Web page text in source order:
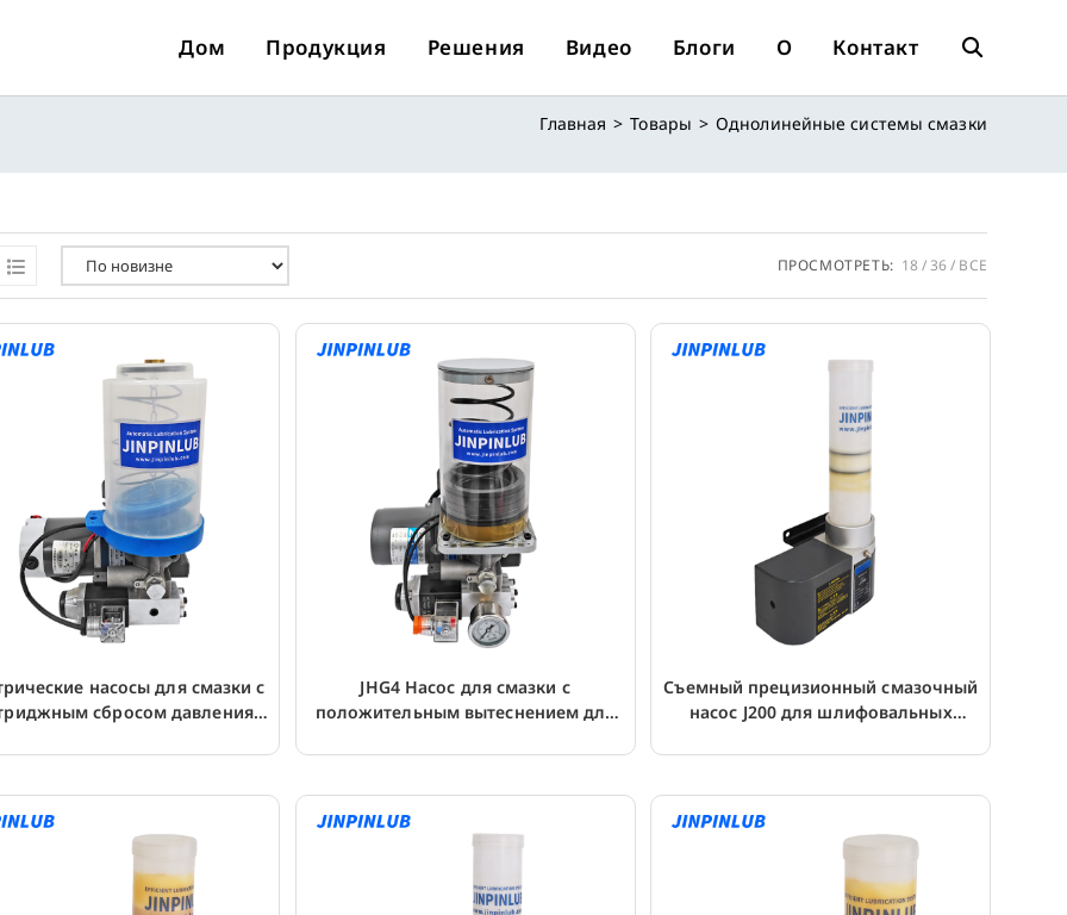
Дом Продукция Решения Видео Блоги О Контакт
По
Веб-
Главная > Товары > Однолинейные системы смазки
ПРОСМОТРЕТЬ: 18 36 ВСЕ
насосы для смазки с
сбросом давления
JHG4 Насос для смазки с
положительным вытеснением для
Съемный прецизионный смазочный
насос J200 для шлифовальных